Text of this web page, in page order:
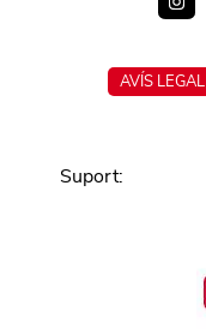
AVÍS LEGAL
Suport: